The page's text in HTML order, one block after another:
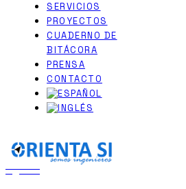
SERVICIOS
PROYECTOS
CUADERNO DE
BITÁCORA
PRENSA
CONTACTO